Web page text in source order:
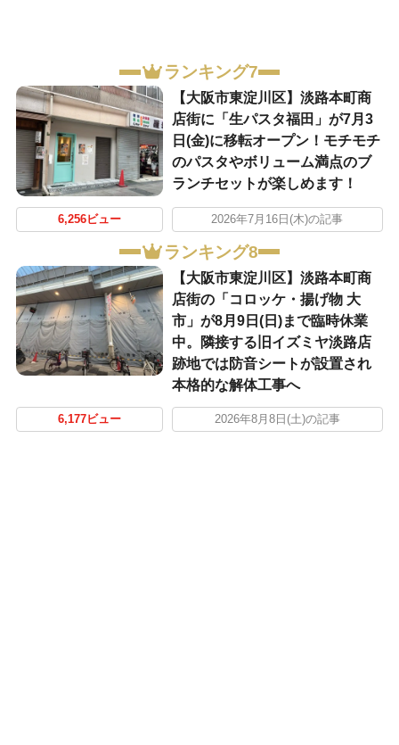
ランキング7
【大阪市東淀川区】淡路本町商
店街に「生パスタ福田」が7月3
日(金)に移転オープン！モチモチ
のパスタやボリューム満点のブ
ランチセットが楽しめます！
6,256ビュー 2026年7月16日(木)の記事
ランキング8
【大阪市東淀川区】淡路本町商
店街の「コロッケ・揚げ物 大
市」が8月9日(日)まで臨時休業
中。隣接する旧イズミヤ淡路店
跡地では防音シートが設置され
本格的な解体工事へ
6,177ビュー 2026年8月8日(土)の記事